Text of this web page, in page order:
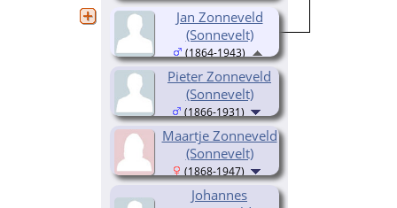
Pieter Zonneveld
(Sonnevelt)
(1866-1931)
Maartje Zonneveld
(Sonnevelt)
(1868-1947)
Johannes
Jan Zonneveld
(Sonnevelt)
(1864-1943)